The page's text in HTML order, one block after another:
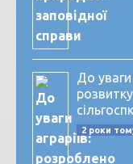
До уваги
2 роки